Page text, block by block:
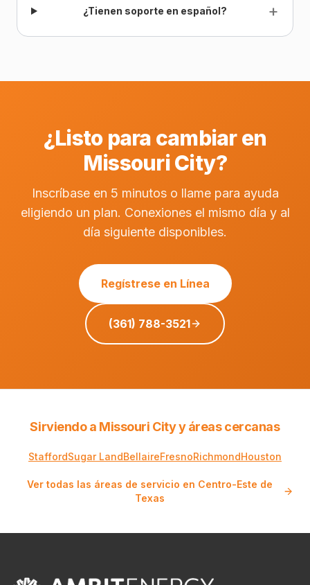
¿Tienen soporte en español? +
¿Listo para cambiar en
Missouri City?
Inscríbase en 5 minutos o llame para ayuda
eligiendo un plan. Conexiones el mismo día y al
día siguiente disponibles.
Regístrese en Línea
(361) 788-3521
Sirviendo a Missouri City y áreas cercanas
StaffordSugar LandBellaireFresnoRichmondHouston
Ver todas las áreas de servicio en Centro-Este de
Texas